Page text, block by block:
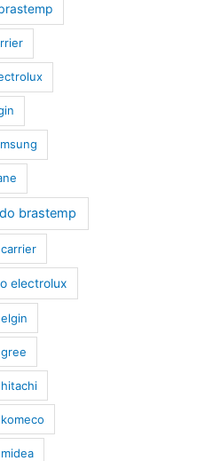
brastemp
electrolux